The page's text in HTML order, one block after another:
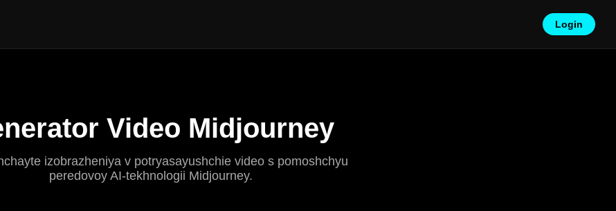
Login
Video Midjourney
izobrazheniya v potryasayushchie video s pomoshchyu
peredovoy AI-tekhnologii Midjourney.